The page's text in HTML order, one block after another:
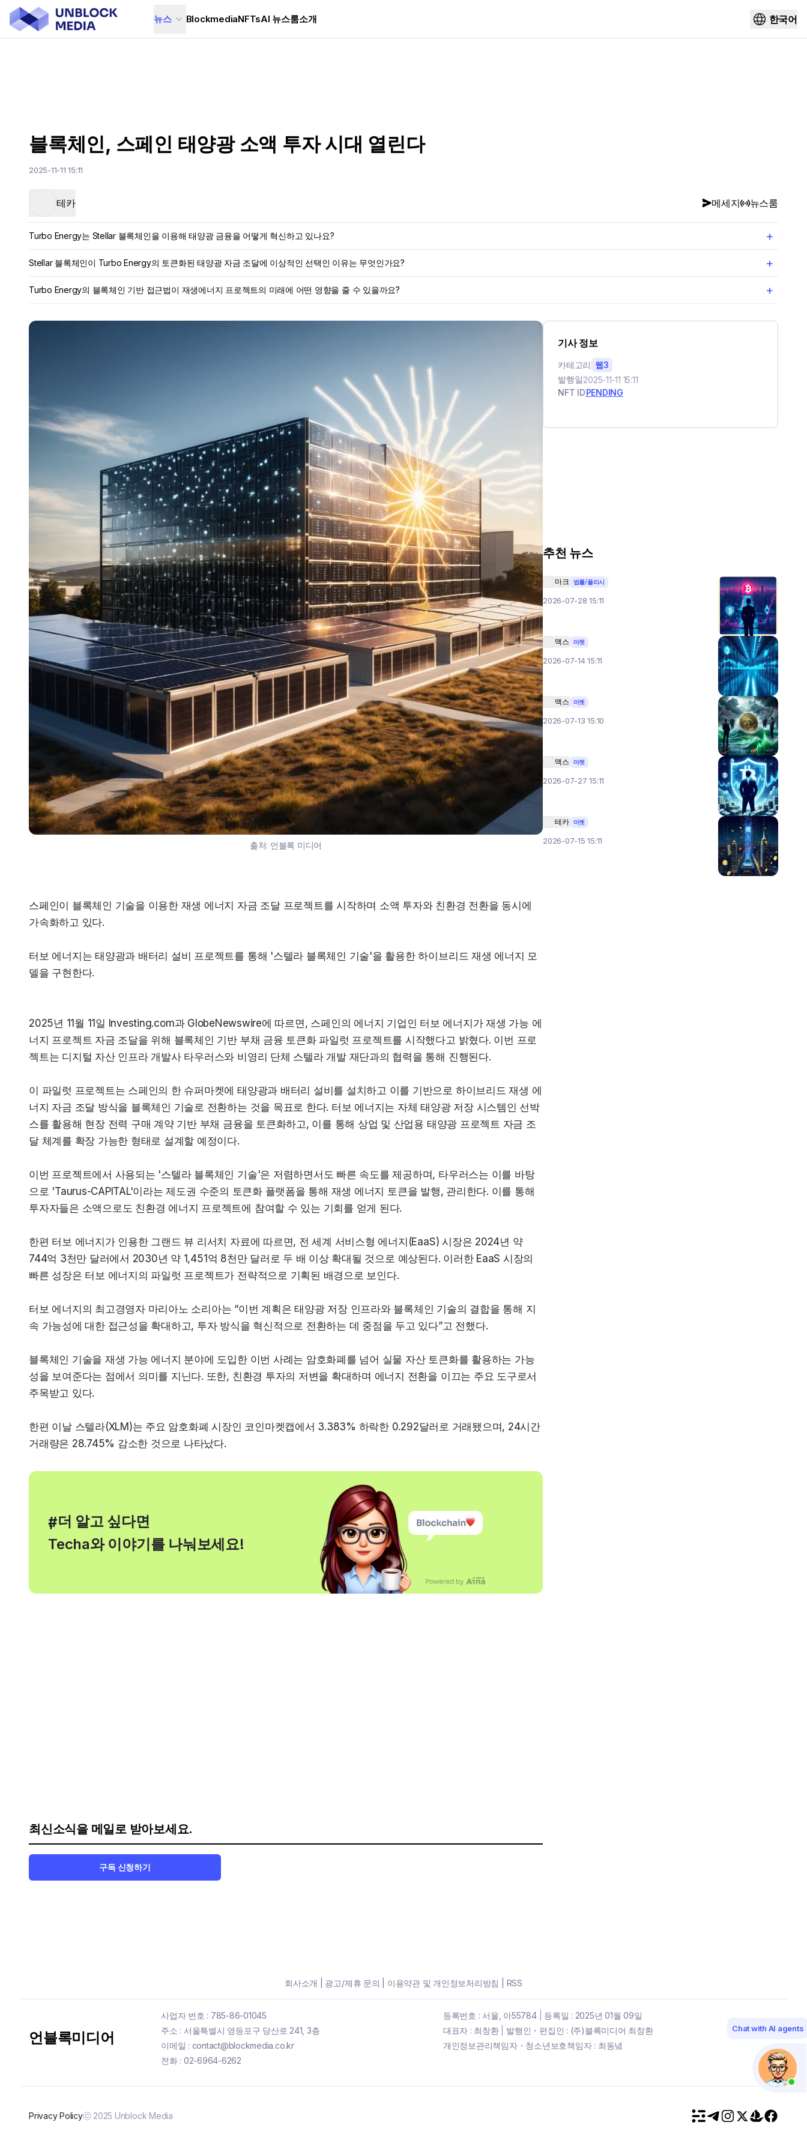
뉴스 BlockmediaNFTsAI 뉴스룸소개 한국어
블록체인, 스페인 태양광 소액 투자 시대 열린다
2025-11-11 15:11
테카 메세지 뉴스룸
Turbo Energy는 Stellar 블록체인을 이용해 태양광 금융을 어떻게 혁신하고 있나요? +
Stellar 블록체인이 Turbo Energy의 토큰화된 태양광 자금 조달에 이상적인 선택인 이유는 무엇인가요? +
Turbo Energy의 블록체인 기반 접근법이 재생에너지 프로젝트의 미래에 어떤 영향을 줄 수 있을까요? +
출처: 언블록 미디어
스페인이 블록체인 기술을 이용한 재생 에너지 자금 조달 프로젝트를 시작하며 소액 투자와 친환경 전환을 동시에
가속화하고 있다.
터보 에너지는 태양광과 배터리 설비 프로젝트를 통해 '스텔라 블록체인 기술'을 활용한 하이브리드 재생 에너지 모
델을 구현한다.
2025년 11월 11일 Investing.com과 GlobeNewswire에 따르면, 스페인의 에너지 기업인 터보 에너지가 재생 가능 에
너지 프로젝트 자금 조달을 위해 블록체인 기반 부채 금융 토큰화 파일럿 프로젝트를 시작했다고 밝혔다. 이번 프로
젝트는 디지털 자산 인프라 개발사 타우러스와 비영리 단체 스텔라 개발 재단과의 협력을 통해 진행된다.
이 파일럿 프로젝트는 스페인의 한 슈퍼마켓에 태양광과 배터리 설비를 설치하고 이를 기반으로 하이브리드 재생 에
너지 자금 조달 방식을 블록체인 기술로 전환하는 것을 목표로 한다. 터보 에너지는 자체 태양광 저장 시스템인 선박
스를 활용해 현장 전력 구매 계약 기반 부채 금융을 토큰화하고, 이를 통해 상업 및 산업용 태양광 프로젝트 자금 조
달 체계를 확장 가능한 형태로 설계할 예정이다.
이번 프로젝트에서 사용되는 '스텔라 블록체인 기술'은 저렴하면서도 빠른 속도를 제공하며, 타우러스는 이를 바탕
으로 'Taurus-CAPITAL'이라는 제도권 수준의 토큰화 플랫폼을 통해 재생 에너지 토큰을 발행, 관리한다. 이를 통해
투자자들은 소액으로도 친환경 에너지 프로젝트에 참여할 수 있는 기회를 얻게 된다.
한편 터보 에너지가 인용한 그랜드 뷰 리서치 자료에 따르면, 전 세계 서비스형 에너지(EaaS) 시장은 2024년 약
744억 3천만 달러에서 2030년 약 1,451억 8천만 달러로 두 배 이상 확대될 것으로 예상된다. 이러한 EaaS 시장의
빠른 성장은 터보 에너지의 파일럿 프로젝트가 전략적으로 기획된 배경으로 보인다.
터보 에너지의 최고경영자 마리아노 소리아는 “이번 계획은 태양광 저장 인프라와 블록체인 기술의 결합을 통해 지
속 가능성에 대한 접근성을 확대하고, 투자 방식을 혁신적으로 전환하는 데 중점을 두고 있다”고 전했다.
블록체인 기술을 재생 가능 에너지 분야에 도입한 이번 사례는 암호화폐를 넘어 실물 자산 토큰화를 활용하는 가능
성을 보여준다는 점에서 의미를 지닌다. 또한, 친환경 투자의 저변을 확대하며 에너지 전환을 이끄는 주요 도구로서
주목받고 있다.
한편 이날 스텔라(XLM)는 주요 암호화폐 시장인 코인마켓캡에서 3.383% 하락한 0.292달러로 거래됐으며, 24시간
거래량은 28.745% 감소한 것으로 나타났다.
#
, 더 알고 싶다면
Techa와 이야기를 나눠보세요!
최신소식을 메일로 받아보세요.
구독 신청하기
기사 정보
카테고리 웹3
발행일2025-11-11 15:11
NFT IDPENDING
추천 뉴스
마크 법률/폴리시
2026-07-28 15:11
맥스 마켓
2026-07-14 15:11
맥스 마켓
2026-07-13 15:10
맥스 마켓
2026-07-27 15:11
테카 마켓
2026-07-15 15:11
회사소개 광고/제휴 문의 이용약관 및 개인정보처리방침 RSS
언블록미디어
사업자 번호 : 785-86-01045 등록번호 : 서울, 아55784| 등록일 : 2025년 01월 09일
주소 : 서울특별시 영등포구 당산로 241, 3층
대표자 : 최창환| 발행인・편집인 : (주)블록미디어 최창환
이메일 : contact@blockmedia.co.kr
개인정보관리책임자・청소년보호책임자 : 최동녘
전화 : 02-6964-6262
Privacy Policyⓒ 2025 Unblock Media
Chat with AI agents